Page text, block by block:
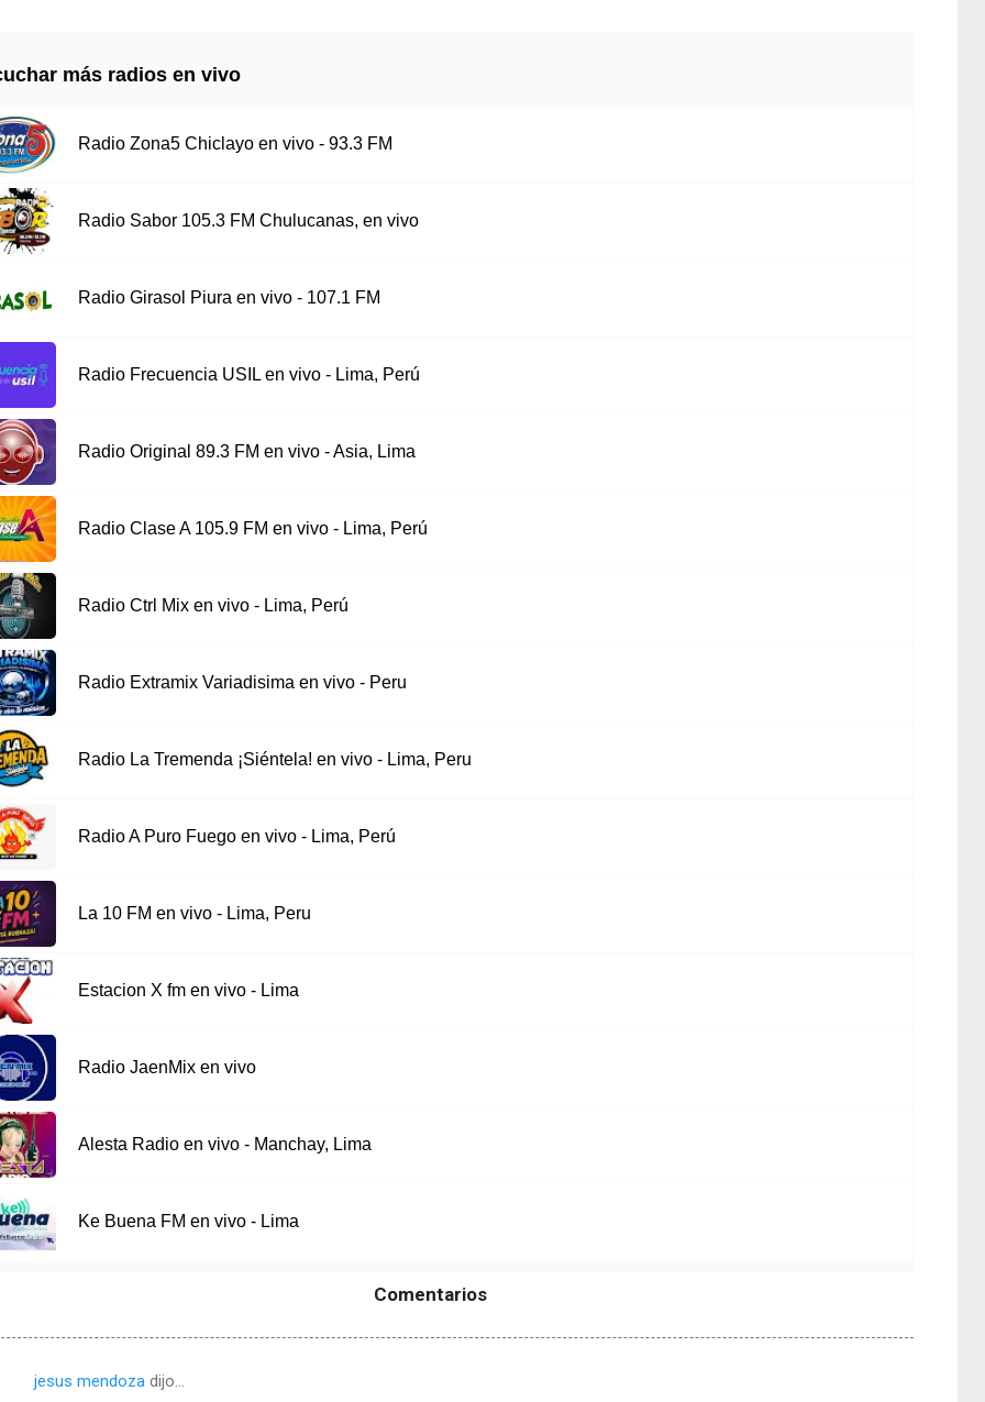
más radios en vivo
Radio Zona5 Chiclayo en vivo - 93.3 FM
Radio Sabor 105.3 FM Chulucanas, en vivo
Radio Girasol Piura en vivo - 107.1 FM
Radio Frecuencia USIL en vivo - Lima, Perú
Radio Original 89.3 FM en vivo - Asia, Lima
Radio Clase A 105.9 FM en vivo - Lima, Perú
Radio Ctrl Mix en vivo - Lima, Perú
Radio Extramix Variadisima en vivo - Peru
Radio La Tremenda ¡Siéntela! en vivo - Lima, Peru
Radio A Puro Fuego en vivo - Lima, Perú
La 10 FM en vivo - Lima, Peru
Estacion X fm en vivo - Lima
Radio JaenMix en vivo
Alesta Radio en vivo - Manchay, Lima
Ke Buena FM en vivo - Lima
Comentarios
jesus mendoza dijo…